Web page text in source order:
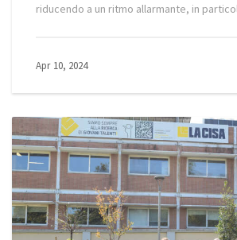
riducendo a un ritmo allarmante, in
Apr 10, 2024